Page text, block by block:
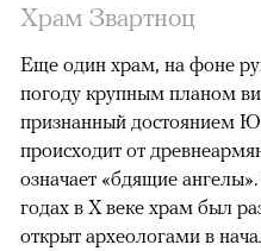
Храм Звартноц
Еще один храм, на фоне
погоду крупным планом
признанный достоянием
происходит от
означает «бдящие
годах в X веке храм был
открыт археологами в